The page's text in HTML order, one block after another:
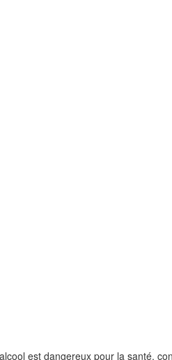
est dangereux pour la santé,